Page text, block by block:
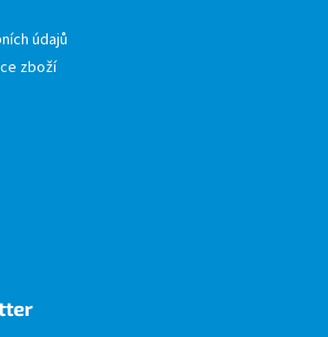
údajů
zboží